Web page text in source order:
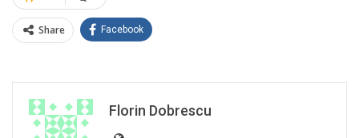
Share Facebook
Florin Dobrescu